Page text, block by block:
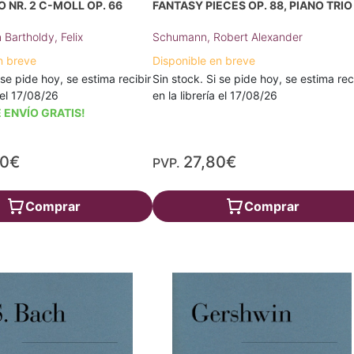
NR. 2 C-MOLL OP. 66
Bartholdy, Felix
breve
pide hoy, se estima recibir
17/08/26
ENVÍO GRATIS!
Comprar
FANTASY PIECES OP. 88, PIANO TRIO
Schumann, Robert Alexander
Disponible en breve
Sin stock. Si se pide hoy, se estima
en la librería el 17/08/26
PVP. 27,80€
Comprar